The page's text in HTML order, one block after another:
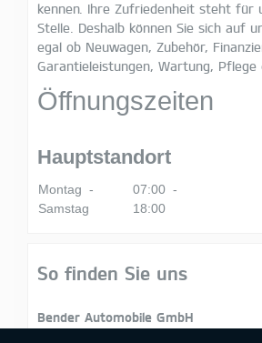
kennen. Ihre Zufriedenheit steht für
Stelle. Deshalb können Sie sich auf
egal ob Neuwagen, Zubehör,
Garantieleistungen, Wartung, Pflege
Öffnungszeiten
Hauptstandort
Montag -
Samstag
07:00 -
18:00
So finden Sie uns
Bender Automobile GmbH